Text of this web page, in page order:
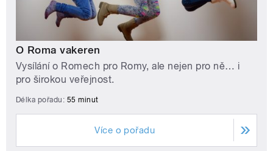
O Roma vakeren
Vysílání o Romech pro Romy, ale nejen pro ně… i
pro širokou veřejnost.
Délka pořadu: 55 minut
Více o pořadu